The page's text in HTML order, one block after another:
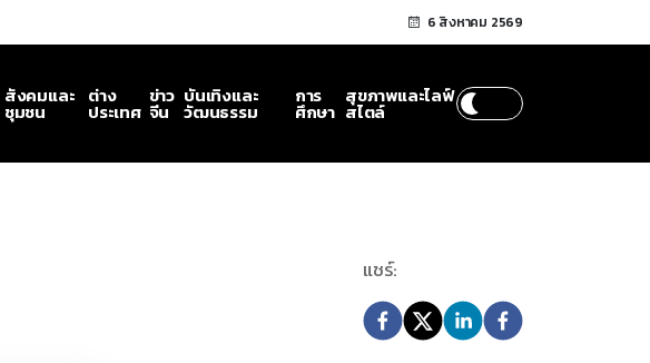
6 สิงหาคม 2569
สังคมและ
ชุมชน
ต่าง
ประเทศ
ข่าว
จีน
บันเทิงและ
วัฒนธรรม
การ
ศึกษา
สุขภาพและไลฟ์
สไตล์
แชร์: